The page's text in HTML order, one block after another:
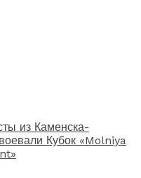
из Каменска-
Кубок «Molniya